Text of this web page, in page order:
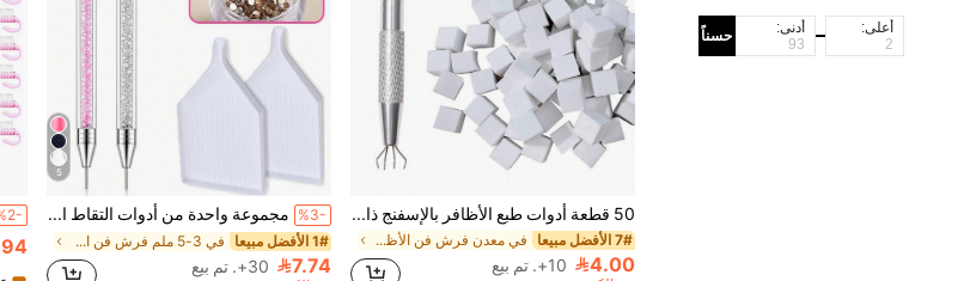
أعلى: أدنى: حسناً
50 قطعة أدوات طبع الأظافر بالإسفنج ذات التدرج اللوني، فرشاة لتدرج لون طلاء الأظافر الجيلي، بودرة لامعة، قلم نقطي لإكسسوارات المناكير
7# الأفضل مبيعا في معدن فرش فن الأظافر
4.00 10+. تم بيع
5
%3- مجموعة واحدة من أدوات التقاط الألماس، قلم ألماس ثنائي الرأس بدون شمع ذاتي الالتصاق، صينية تخزين الألماس الأبيض، أداة فن الأظافر DIY وديكور الرسم بالألماس، إكسسوار صالون الأظافر
1# الأفضل مبيعا في 3-5 ملم فرش فن الأظافر
7.74 30+. تم بيع